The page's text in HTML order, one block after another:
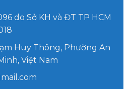
do Sở KH và ĐT TP HCM
Huy Thông, Phường An
Việt Nam